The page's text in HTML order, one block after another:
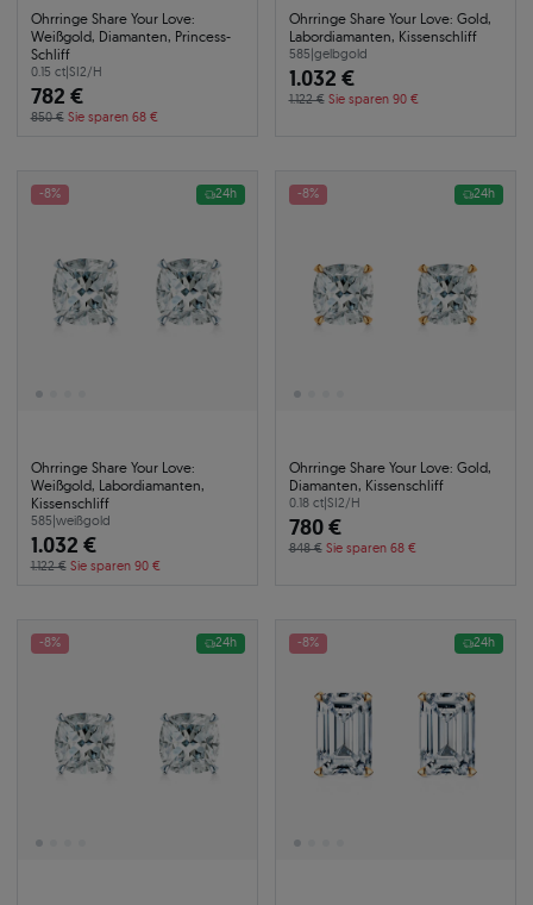
Ohrringe Share Your Love:
Weißgold, Diamanten, Princess-
Schliff
0.15 ct|SI2/H
782 €
850 € Sie sparen 68 €
Ohrringe Share Your Love: Gold,
Labordiamanten, Kissenschliff
585|gelbgold
1.032 €
1.122 € Sie sparen 90 €
-8% 24h
Ohrringe Share Your Love:
Weißgold, Labordiamanten,
Kissenschliff
585|weißgold
1.032 €
1.122 € Sie sparen 90 €
-8% 24h
Ohrringe Share Your Love: Gold,
Diamanten, Kissenschliff
0.18 ct|SI2/H
780 €
848 € Sie sparen 68 €
-8% 24h -8% 24h